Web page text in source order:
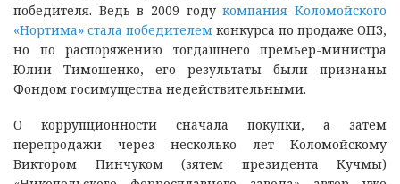
победителя. Ведь в 2009 годукомпания Коломойского
«Нортима» стала победителем конкурса по продаже ОПЗ,
но по распоряжению тогдашнего премьер-министра
Юлии Тимошенко, его результаты были признаны
Фондом госимущества недействительными.
О коррупционности сначала покупки, а затем
перепродажи через несколько лет Коломойскому
Виктором Пинчуком (зятем президента Кучмы)